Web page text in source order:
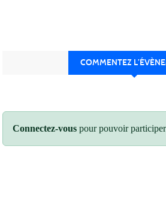
COMMENTEZ
Connectez-vous pour pouvoir